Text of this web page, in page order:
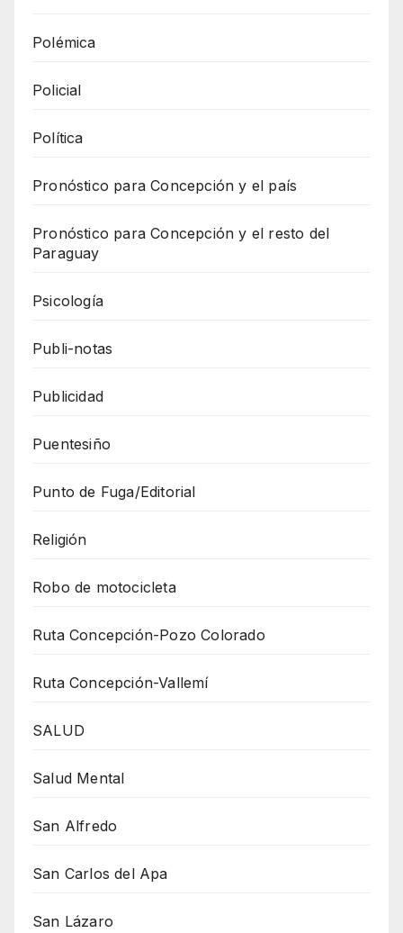
Polémica
Policial
Política
Pronóstico para Concepción y el país
Pronóstico para Concepción y el resto del
Paraguay
Psicología
Publi-notas
Publicidad
Puentesiño
Punto de Fuga/Editorial
Religión
Robo de motocicleta
Ruta Concepción-Pozo Colorado
Ruta Concepción-Vallemí
SALUD
Salud Mental
San Alfredo
San Carlos del Apa
San Lázaro